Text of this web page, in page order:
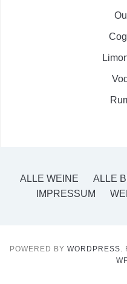
ALLE WEINE ALLE
IMPRESSUM
POWERED BY WORDPRESS.